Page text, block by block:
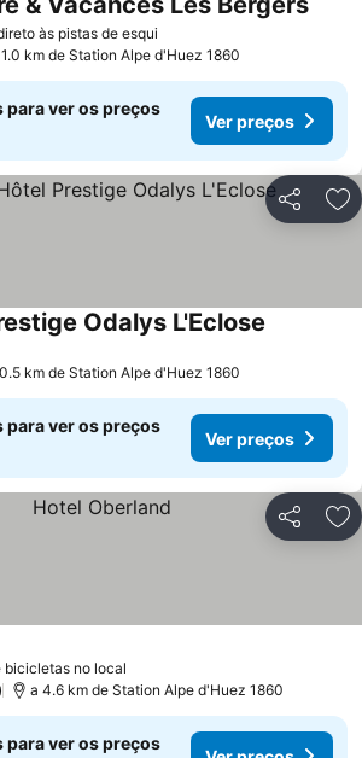
às pistas de esqui
km de Station Alpe d'Huez 1860
para ver os preços
Ver preços
Partilhar
Odalys L'Eclose
km de Station Alpe d'Huez 1860
para ver os preços
Ver preços
Partilhar
bicicletas no local
a 4.6 km de Station Alpe d'Huez 1860
para ver os preços